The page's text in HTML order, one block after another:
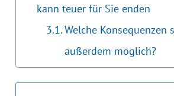
kann teuer für Sie enden
Welche Konsequenzen
außerdem möglich?